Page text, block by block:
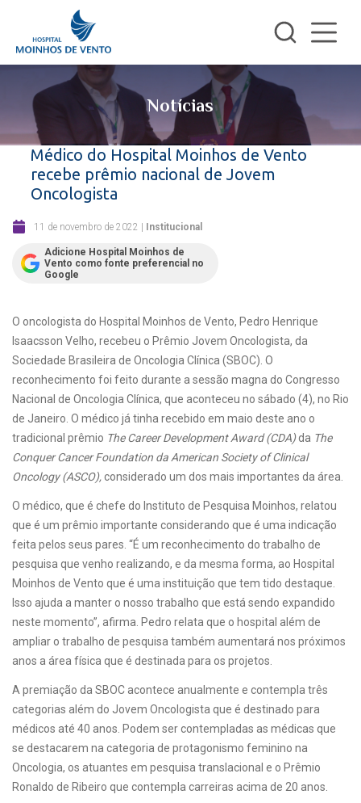
Notícias
Médico do Hospital Moinhos de Vento
recebe prêmio nacional de Jovem
Oncologista
11 de novembro de 2022 | Institucional
Adicione Hospital Moinhos de
Vento como fonte preferencial no
Google
O oncologista do Hospital Moinhos de Vento, Pedro Henrique
Isaacsson Velho, recebeu o Prêmio Jovem Oncologista, da
Sociedade Brasileira de Oncologia Clínica (SBOC). O
reconhecimento foi feito durante a sessão magna do Congresso
Nacional de Oncologia Clínica, que aconteceu no sábado (4), no Rio
de Janeiro. O médico já tinha recebido em maio deste ano o
tradicional prêmio The Career Development Award (CDA)da The
Conquer Cancer Foundation da American Society of Clinical
Oncology (ASCO),considerado um dos mais importantes da área.
O médico, que é chefe do Instituto de Pesquisa Moinhos, relatou
que é um prêmio importante considerando que é uma indicação
feita pelos seus pares. “É um reconhecimento do trabalho de
pesquisa que venho realizando, e da mesma forma, ao Hospital
Moinhos de Vento que é uma instituição que tem tido destaque.
Isso ajuda a manter o nosso trabalho que está sendo expandido
neste momento”, afirma. Pedro relata que o hospital além de
ampliar o trabalho de pesquisa também aumentará nos próximos
anos a área física que é destinada para os projetos.
A premiação da SBOC acontece anualmente e contempla três
categorias além do Jovem Oncologista que é destinado para
médicos até 40 anos. Podem ser contempladas as médicas que
se destacarem na categoria de protagonismo feminino na
Oncologia, os atuantes em pesquisa translacional e o Prêmio
Ronaldo de Ribeiro que contempla carreiras acima de 20 anos.